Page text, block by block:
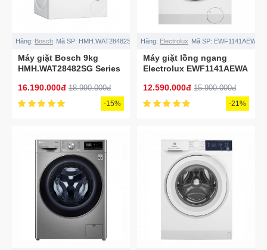
Hãng: Bosch Mã SP: HMH.WAT28482SG
Máy giặt Bosch 9kg
HMH.WAT28482SG Series
16.190.000đ 18.990.000đ
-15%
Hãng: Electrolux Mã SP: EWF1141AEWA
Máy giặt lồng ngang
Electrolux EWF1141AEWA
12.590.000đ 15.900.000đ
-21%